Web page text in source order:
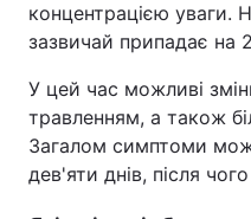
концентрацією уваги.
зазвичай припадає на
У цей час можливі
травленням, а також
Загалом симптоми
дев'яти днів, після